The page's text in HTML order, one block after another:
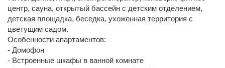
центр, сауна, открытый бассейн с детским отделением,
детская площадка, беседка, ухоженная территория с
цветущим садом.
Особенности апартаментов:
- Домофон
- Встроенные шкафы в ванной комнате